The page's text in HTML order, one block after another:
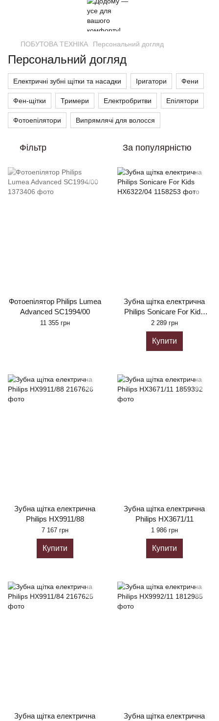
ПОБУТОВА ТЕХНІКА Персональний догляд
Персональний догляд
Електричні зубні щітки та насадки Іригатори Фени
Фен-щітки Тримери Електробритви Епілятори
Фотоепілятори Випрямлячі для волосся
Фільтр За популярністю
Фотоепілятор Philips Lumea
Advanced SC1994/00
11 355 грн
Зубна щітка електрична
Philips Sonicare For Kids
HX6322/04
2 289 грн
Купити
Зубна щітка електрична
Philips HX9911/88
7 167 грн
Купити
Зубна щітка електрична
Philips HX3671/11
1 986 грн
Купити
Зубна щітка електрична
Зубна щітка електрична